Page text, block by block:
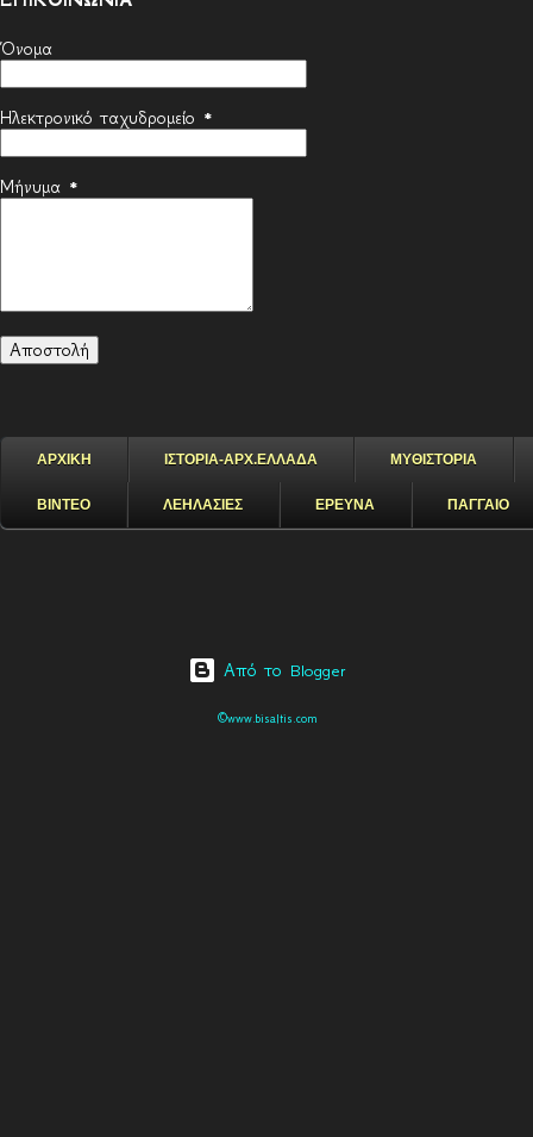
Όνομα
Ηλεκτρονικό ταχυδρομείο *
Μήνυμα *
ΑΡΧΙΚΗ ΙΣΤΟΡΙΑ-ΑΡΧ.ΕΛΛΑΔΑ ΜΥΘΙΣΤΟΡΙΑ
ΒΙΝΤΕΟ ΛΕΗΛΑΣΙΕΣ ΕΡΕΥΝΑ ΠΑΓΓΑΙΟ
Από το Blogger
©www.bisaltis.com